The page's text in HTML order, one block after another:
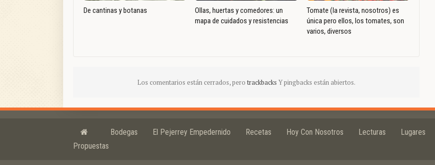
De cantinas y botanas
Ollas, huertas y comedores: un
mapa de cuidados y resistencias
Tomate (la revista, nosotros) es
única pero ellos, los tomates, son
varios, diversos
Los comentarios están cerrados, pero trackbacks Y pingbacks están abiertos.
Bodegas El Pejerrey Empedernido Recetas Hoy Con Nosotros Lecturas Lugares
Propuestas